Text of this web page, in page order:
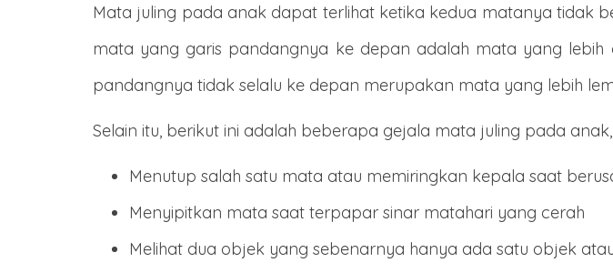
Mata juling pada anak dapat terlihat ketika kedua matanya tidak
mata yang garis pandangnya ke depan adalah mata yang
pandangnya tidak selalu ke depan merupakan mata yang lebih
Selain itu, berikut ini adalah beberapa gejala mata juling pada
Menutup salah satu mata atau memiringkan kepala saat
Menyipitkan mata saat terpapar sinar matahari yang cerah
Melihat dua objek yang sebenarnya hanya ada satu objek